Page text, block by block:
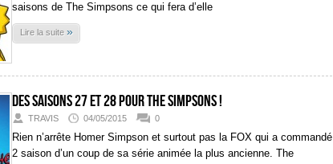
saisons de The Simpsons ce qui fera d’elle
Lire la suite »
Des saisons 27 et 28 pour The Simpsons !
TRAVIS 04/05/2015 0
Rien n’arrête Homer Simpson et surtout pas la FOX qui a commandé
2 saison d’un coup de sa série animée la plus ancienne. The